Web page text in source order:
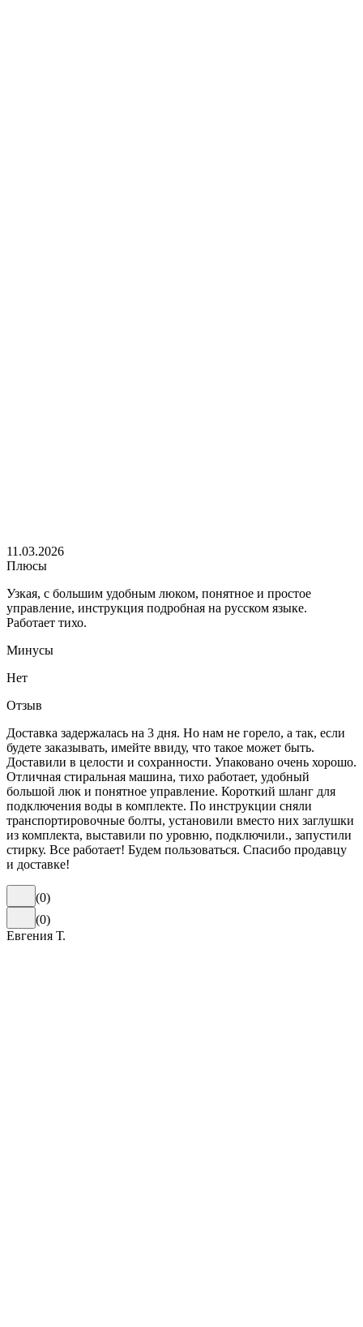
11.03.2026
Плюсы
Узкая, с большим удобным люком, понятное и простое
управление, инструкция подробная на русском языке.
Работает тихо.
Минусы
Нет
Отзыв
Доставка задержалась на 3 дня. Но нам не горело, а так, если
будете заказывать, имейте ввиду, что такое может быть.
Доставили в целости и сохранности. Упаковано очень хорошо.
Отличная стиральная машина, тихо работает, удобный
большой люк и понятное управление. Короткий шланг для
подключения воды в комплекте. По инструкции сняли
транспортировочные болты, установили вместо них заглушки
из комплекта, выставили по уровню, подключили., запустили
стирку. Все работает! Будем пользоваться. Спасибо продавцу
и доставке!
(0)
(0)
Евгения Т.